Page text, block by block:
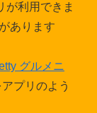
が利用できま
あります
グルメニ
プリのよう